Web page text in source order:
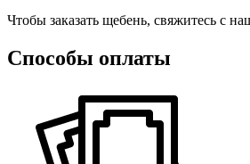
Чтобы заказать щебень, свяжитесь с
Способы оплаты